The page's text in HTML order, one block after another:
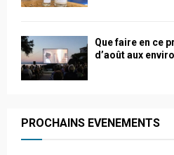
Que faire en ce
d’août aux
PROCHAINS EVENEMENTS